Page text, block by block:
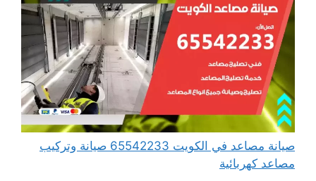
صيانة مصاعد في الكويت 65542233 صيانة وتركيب
مصاعد كهربائية